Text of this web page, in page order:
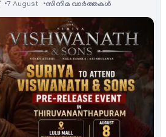
7 August സിനിമ വാര്‍ത്തകള്‍